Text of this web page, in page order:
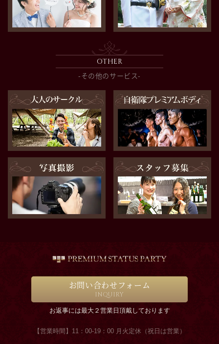
OTHER
-その他のサービス-
お問い合わせフォーム
INQUIRY
お返事には最大２営業日頂戴しております
【営業時間】11：00-19：00 月火定休（祝日は営業）